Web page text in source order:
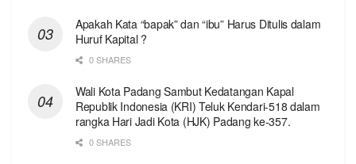
Apakah Kata “bapak” dan “ibu” Harus Ditulis dalam
Huruf Kapital ?
0 SHARES
Wali Kota Padang Sambut Kedatangan Kapal
Republik Indonesia (KRI) Teluk Kendari-518 dalam
rangka Hari Jadi Kota (HJK) Padang ke-357.
0 SHARES